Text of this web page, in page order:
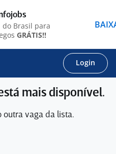
Login
mais disponível.
outra vaga da lista.
do Brasil para
GRÁTIS!!